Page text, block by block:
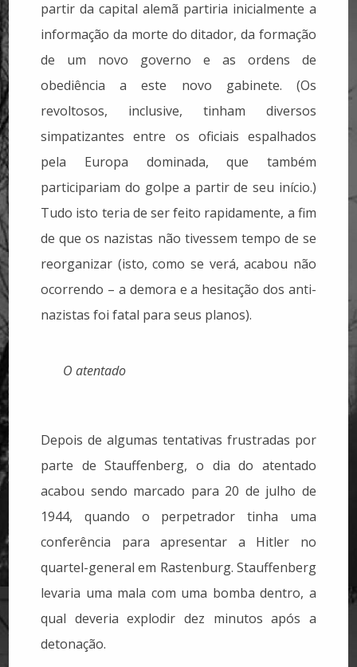
partir da capital alemã partiria inicialmente a
informação da morte do ditador, da formação
de um novo governo e as ordens de
obediência a este novo gabinete. (Os
revoltosos, inclusive, tinham diversos
simpatizantes entre os oficiais espalhados
pela Europa dominada, que também
participariam do golpe a partir de seu início.)
Tudo isto teria de ser feito rapidamente, a fim
de que os nazistas não tivessem tempo de se
reorganizar (isto, como se verá, acabou não
ocorrendo – a demora e a hesitação dos anti-
nazistas foi fatal para seus planos).
O atentado
Depois de algumas tentativas frustradas por
parte de Stauffenberg, o dia do atentado
acabou sendo marcado para 20 de julho de
1944, quando o perpetrador tinha uma
conferência para apresentar a Hitler no
quartel-general em Rastenburg. Stauffenberg
levaria uma mala com uma bomba dentro, a
qual deveria explodir dez minutos após a
detonação.